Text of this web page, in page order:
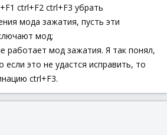
ctrl+F2 ctrl+F3 убрать
мода зажатия, пусть эти
мод;
работает мод зажатия. Я так понял,
это не удастся исправить, то
ctrl+F3.